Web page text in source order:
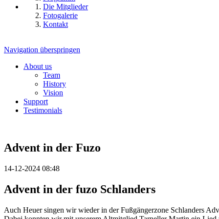
Die Mitglieder
Fotogalerie
Kontakt
Navigation überspringen
About us
Team
History
Vision
Support
Testimonials
Advent in der Fuzo
14-12-2024 08:48
Advent in der fuzo Schlanders
Auch Heuer singen wir wieder in der Fußgängerzone Schlanders